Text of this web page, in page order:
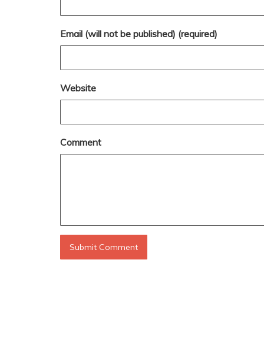
Email (will not be published) (required)
Website
Comment